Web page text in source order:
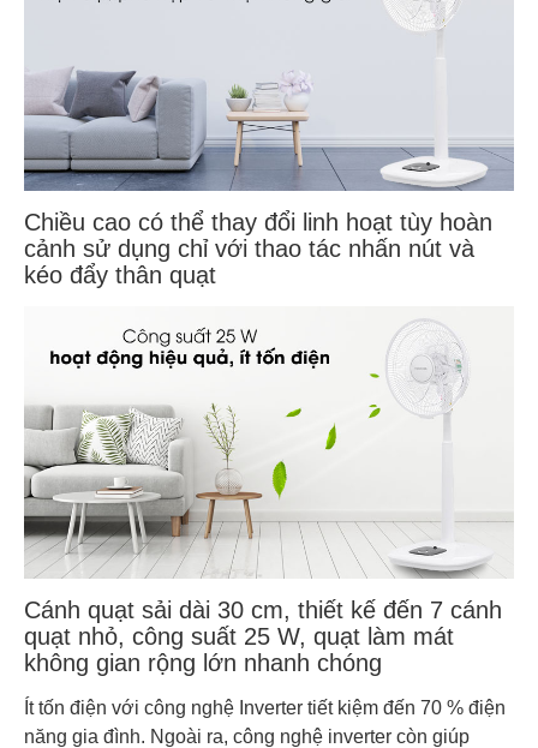
Chiều cao có thể thay đổi linh hoạt tùy hoàn
cảnh sử dụng chỉ với thao tác nhấn nút và
kéo đẩy thân quạt
Cánh quạt sải dài 30 cm, thiết kế đến 7 cánh
quạt nhỏ, công suất 25 W, quạt làm mát
không gian rộng lớn nhanh chóng
Ít tốn điện với công nghệ Inverter tiết kiệm đến 70 % điện
năng gia đình. Ngoài ra, công nghệ inverter còn giúp